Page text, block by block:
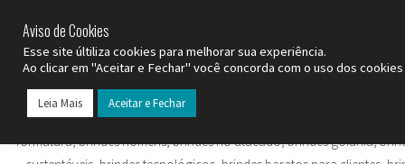
Aviso de Cookies
Esse site últiliza cookies para melhorar sua experiência.
Ao clicar em "Aceitar e Fechar" você concorda com o uso dos
Leia Mais Aceitar e Fechar